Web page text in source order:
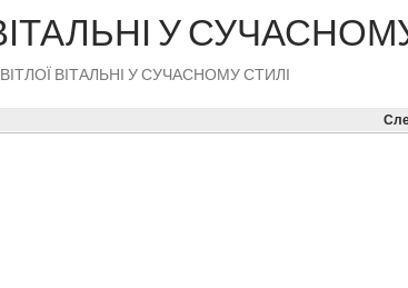
У
ВІТАЛЬНІ У СУЧАСНОМУ СТИЛІ